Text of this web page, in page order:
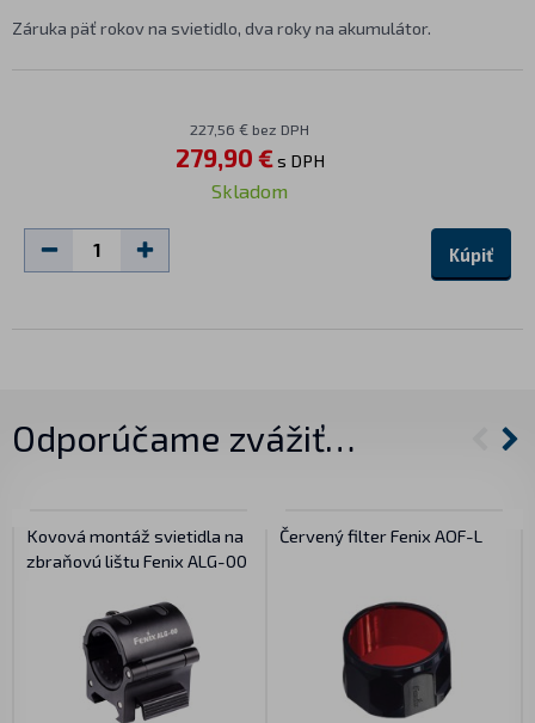
Záruka päť rokov na svietidlo, dva roky na akumulátor.
227,56 € bez DPH
279,90 €s DPH
Skladom
Kúpiť
Odporúčame zvážiť…
Kovová montáž svietidla na
zbraňovú lištu Fenix ALG-00
Červený filter Fenix AOF-L